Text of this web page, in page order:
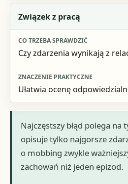
Związek z pracą
Czy zdarzenia wynikają z
Ułatwia ocenę
Najczęstszy błąd polega na
opisuje tylko najgorsze
o mobbing zwykle
zachowań niż jeden epizod.